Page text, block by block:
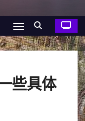
些具体